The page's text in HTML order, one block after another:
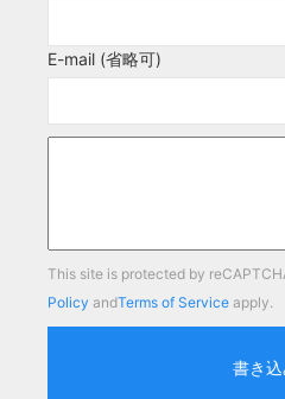
E-mail (省略可)
This site is protected by
Policy andTerms of Service apply.
書き込